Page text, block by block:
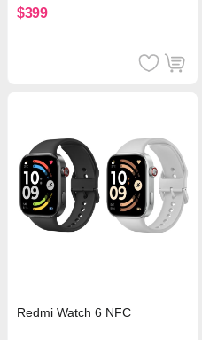
$399
Redmi Watch 6 NFC